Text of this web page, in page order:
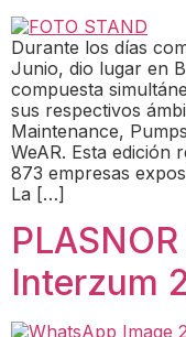
Durante los días
Junio, dio lugar en
compuesta
sus respectivos
Maintenance,
WeAR. Esta edición
873 empresas
La […]
Interzum